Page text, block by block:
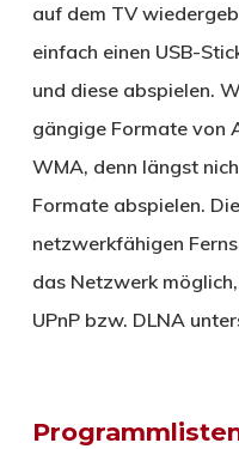
auf dem TV
einfach einen USB-
und diese abspielen.
gängige Formate von
WMA, denn längst
Formate abspielen.
netzwerkfähigen
das Netzwerk
UPnP bzw. DLNA